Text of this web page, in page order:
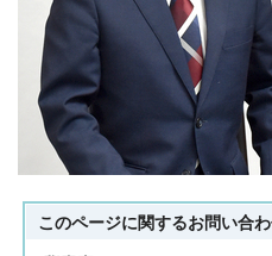
このページに関するお問い合